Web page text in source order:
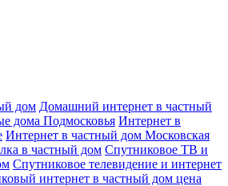
дом Домашний интернет в частный
дома Подмосковья Интернет в
Интернет в частный дом Московская
в частный дом Спутниковое ТВ и
Спутниковое телевидение и интернет
интернет в частный дом цена